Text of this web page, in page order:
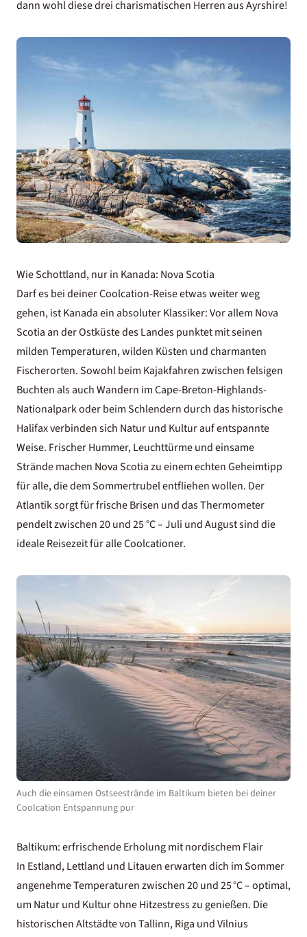
dann wohl diese drei charismatischen Herren aus Ayrshire!
Wie Schottland, nur in Kanada: Nova Scotia
Darf es bei deiner Coolcation-Reise etwas weiter weg
gehen, istKanadaein absoluter Klassiker: Vor allem Nova
Scotia an der Ostküste des Landes punktet mit seinen
milden Temperaturen, wilden Küsten und charmanten
Fischerorten. Sowohl beim Kajakfahren zwischen felsigen
Buchten als auch Wandern im Cape-Breton-Highlands-
Nationalpark oder beim Schlendern durch das historische
Halifax verbinden sich Natur und Kultur auf entspannte
Weise. Frischer Hummer, Leuchttürme und einsame
Strände machen Nova Scotia zu einem echten Geheimtipp
für alle, die dem Sommertrubel entfliehen wollen. Der
Atlantik sorgt für frische Brisen und das Thermometer
pendelt zwischen 20 und 25 °C – Juli und August sind die
ideale Reisezeit für alle Coolcationer.
Auch die einsamen Ostseestrände im Baltikum bieten bei deiner
Coolcation Entspannung pur
Baltikum: erfrischende Erholung mit nordischem Flair
In Estland,Lettland und Litauenerwarten dich im Sommer
angenehme Temperaturen zwischen 20 und 25 °C – optimal,
um Natur und Kultur ohne Hitzestress zu genießen. Die
historischen Altstädte von Tallinn,Riga und Vilnius